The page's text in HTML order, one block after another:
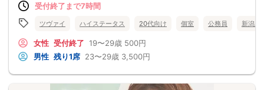
受付終了まで7時間
ツヴァイ ハイステータス 20代向け 個室 公務員 新潟県
女性 受付終了 19〜29歳 500円
男性 残り1席 23〜29歳 3,500円